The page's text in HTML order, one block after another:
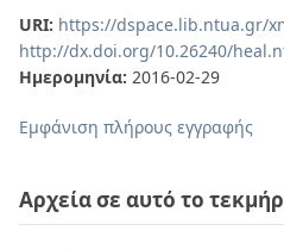
URI: https://dspace.lib.ntua.gr/
http://dx.doi.org/10.26240/
Ημερομηνία: 2016-02-29
Εμφάνιση πλήρους εγγραφής
Αρχεία σε αυτό το